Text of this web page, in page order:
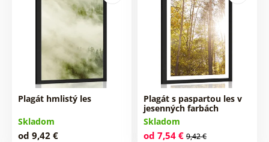
Plagát hmlistý les
Skladom
od 9,42 €
Plagát s paspartou les v
jesenných farbách
Skladom
od 7,54 € 9,42 €